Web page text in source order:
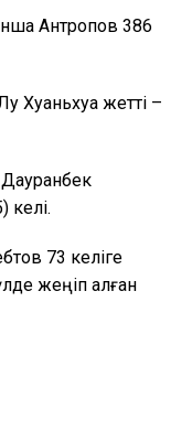
Антропов 386
Хуаньхуа жетті –
келі.
73 келіге
жеңіп алған